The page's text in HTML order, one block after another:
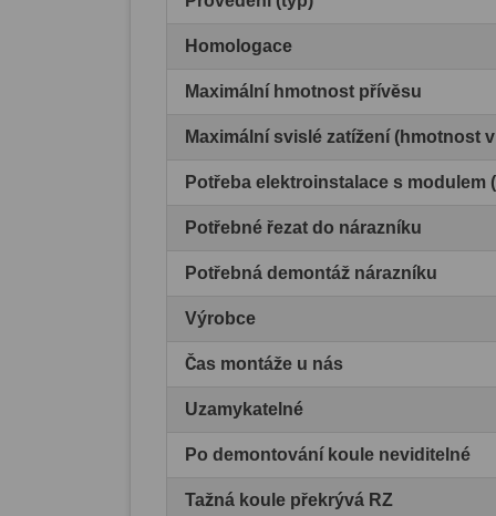
Homologace
Maximální hmotnost přívěsu
Maximální svislé zatížení (hmotnost
Potřeba elektroinstalace s modulem
Potřebné řezat do nárazníku
Potřebná demontáž nárazníku
Výrobce
Čas montáže u nás
Uzamykatelné
Po demontování koule neviditelné
Tažná koule překrývá RZ